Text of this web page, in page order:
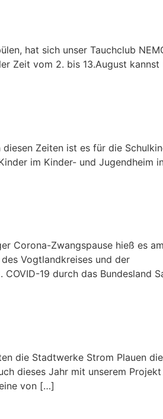
hat sich unser Tauchclub
Zeit vom 2. bis 13.August kannst
Zeiten ist es für die
im Kinder- und Jugendheim
Corona-Zwangspause hieß es
Vogtlandkreises und der
19 durch das Bundesland
die Stadtwerke Strom Plauen
dieses Jahr mit unserem Projekt
von […]